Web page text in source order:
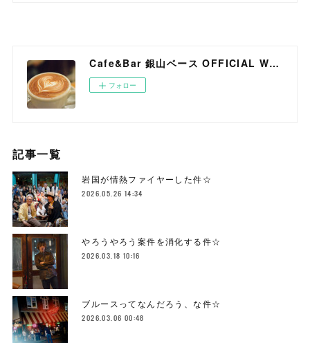
Cafe&Bar 銀山ベース OFFICIAL WEB SITE
フォロー
記事一覧
岩国が情熱ファイヤーした件☆
2026.05.26 14:34
やろうやろう案件を消化する件☆
2026.03.18 10:16
ブルースってなんだろう、な件☆
2026.03.06 00:48